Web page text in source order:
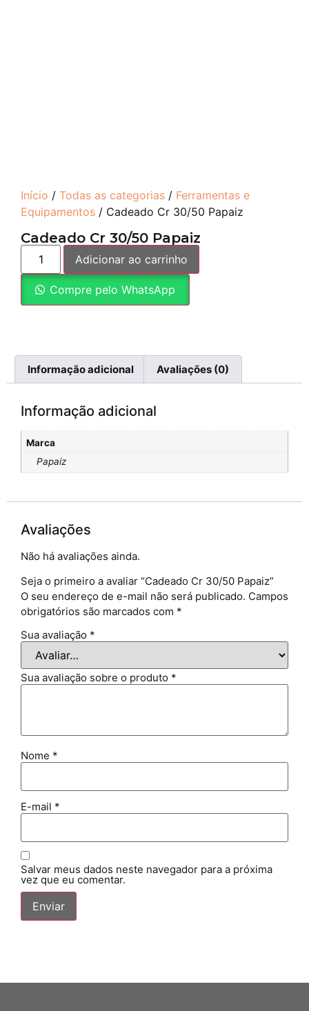
Início / Todas as categorias / Ferramentas e
Equipamentos / Cadeado Cr 30/50 Papaiz
Cadeado Cr 30/50 Papaiz
Adicionar ao carrinho
Compre pelo WhatsApp
Informação adicional Avaliações (0)
Informação adicional
Marca
Papaiz
Avaliações
Não há avaliações ainda.
Seja o primeiro a avaliar “Cadeado Cr 30/50 Papaiz”
O seu endereço de e-mail não será publicado. Campos
obrigatórios são marcados com *
Sua avaliação *
Sua avaliação sobre o produto *
Nome *
E-mail *
Salvar meus dados neste navegador para a próxima
vez que eu comentar.